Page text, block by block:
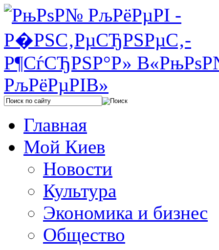
Главная
Мой Киев
Новости
Культура
Экономика и бизнес
Общество